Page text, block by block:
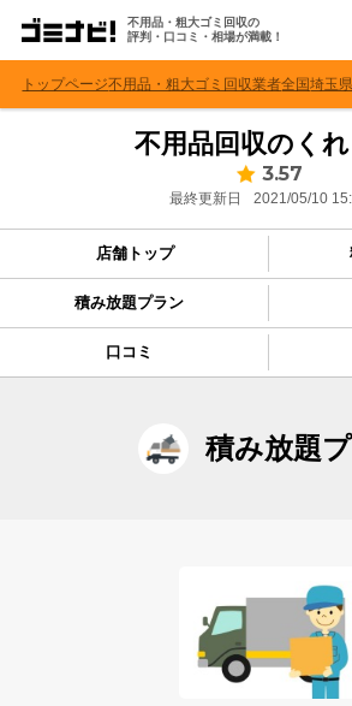
不用品・粗大ゴミ回収の
評判・口コミ・相場が満載！
トップページ不用品・粗大ゴミ回収業者全国埼玉
不用品回収のく
3.57
最終更新日 2021/05/10
店舗トップ
積み放題プラン
口コミ
積み放題